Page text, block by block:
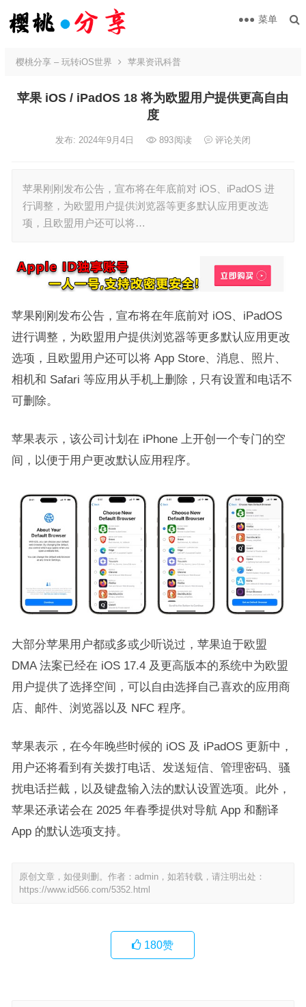
菜单
樱桃分享 – 玩转iOS世界 苹果资讯科普
苹果 iOS / iPadOS 18 将为欧盟用户提供更高自由
度
发布: 2024年9月4日 893阅读 评论关闭
苹果刚刚发布公告，宣布将在年底前对 iOS、iPadOS 进
行调整，为欧盟用户提供浏览器等更多默认应用更改选
项，且欧盟用户还可以将…
苹果刚刚发布公告，宣布将在年底前对 iOS、iPadOS
进行调整，为欧盟用户提供浏览器等更多默认应用更改
选项，且欧盟用户还可以将 App Store、消息、照片、
相机和 Safari 等应用从手机上删除，只有设置和电话不
可删除。
苹果表示，该公司计划在 iPhone 上开创一个专门的空
间，以便于用户更改默认应用程序。
大部分苹果用户都或多或少听说过，苹果迫于欧盟
DMA 法案已经在 iOS 17.4 及更高版本的系统中为欧盟
用户提供了选择空间，可以自由选择自己喜欢的应用商
店、邮件、浏览器以及 NFC 程序。
苹果表示，在今年晚些时候的 iOS 及 iPadOS 更新中，
用户还将看到有关拨打电话、发送短信、管理密码、骚
扰电话拦截，以及键盘输入法的默认设置选项。此外，
苹果还承诺会在 2025 年春季提供对导航 App 和翻译
App 的默认选项支持。
原创文章，如侵则删。作者：admin，如若转载，请注明出处：
https://www.id566.com/5352.html
180赞